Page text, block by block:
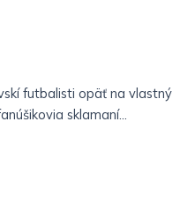
futbalisti opäť na vlastný
sklamaní...